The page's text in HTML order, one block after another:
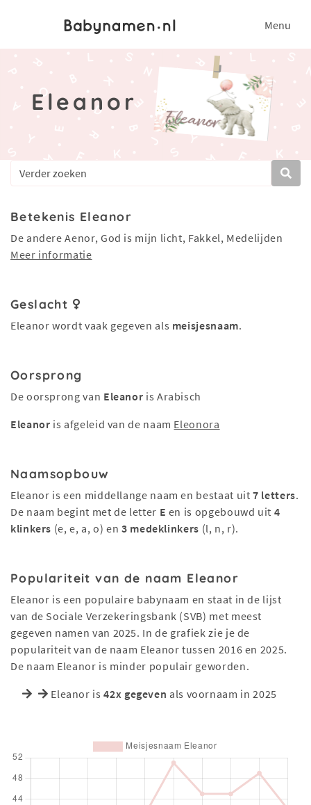
Menu
Eleanor
Betekenis Eleanor
De andere Aenor, God is mijn licht, Fakkel, Medelijden
Meer informatie
Geslacht
Eleanor wordt vaak gegeven als meisjesnaam.
Oorsprong
De oorsprong van Eleanor is Arabisch
Eleanor is afgeleid van de naam Eleonora
Naamsopbouw
Eleanor is een middellange naam en bestaat uit7 letters.
De naam begint met de letter E en is opgebouwd uit 4
klinkers (e, e, a, o) en3 medeklinkers (l, n, r).
Populariteit van de naam Eleanor
Eleanor is een populaire babynaam en staat in de lijst
van de Sociale Verzekeringsbank (SVB) met meest
gegeven namen van 2025. In de grafiek zie je de
populariteit van de naam Eleanor tussen 2016 en 2025.
De naam Eleanor is minder populair geworden.
Eleanor is42x gegeven als voornaam in 2025